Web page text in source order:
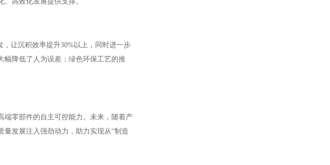
让沉积效率提升30%以上，同时进一步
幅降低了人为误差；绿色环保工艺的推
端零部件的自主可控能力。未来，随着产
发展注入强劲动力，助力实现从“制造